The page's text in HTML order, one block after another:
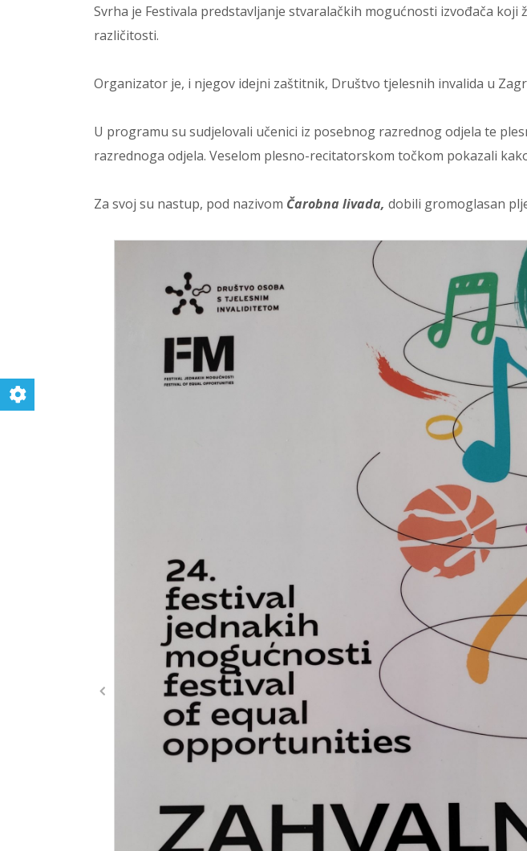
Svrha je Festivala predstavljanje stvaralačkih mogućnosti izvođača
različitosti.
Organizator je, i njegov idejni zaštitnik, Društvo tjelesnih invalida u
U programu su sudjelovali učenici iz posebnog razrednog odjela te
razrednoga odjela. Veselom plesno-recitatorskom točkom pokazali
Za svoj su nastup, pod nazivom Čarobna livada, dobili gromoglasan